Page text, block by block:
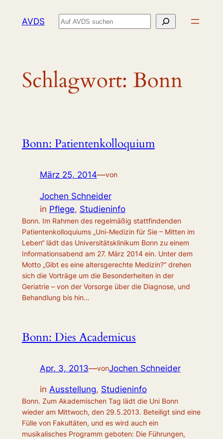
InhaltAVDS Suchen
Schlagwort: Bonn
Bonn: Patientenkolloquium
März 25, 2014—von
Jochen Schneider
in Pflege, Studieninfo
Bonn. Im Rahmen des regelmäßig stattfindenden
Patientenkolloquiums „Uni-Medizin für Sie – Mitten im
Leben“ lädt das Universitätsklinikum Bonn zu einem
Informationsabend am 27. März 2014 ein. Unter dem
Motto „Gibt es eine altersgerechte Medizin?“ drehen
sich die Vorträge um die Besonderheiten in der
Geriatrie – von der Vorsorge über die Diagnose, und
Behandlung bis hin…
Bonn: Dies Academicus
Apr. 3, 2013—vonJochen Schneider
in Ausstellung, Studieninfo
Bonn. Zum Akademischen Tag lädt die Uni Bonn
wieder am Mittwoch, den 29.5.2013. Beteiligt sind eine
Fülle von Fakultäten, und es wird auch ein
musikalisches Programm geboten: Die Führungen,